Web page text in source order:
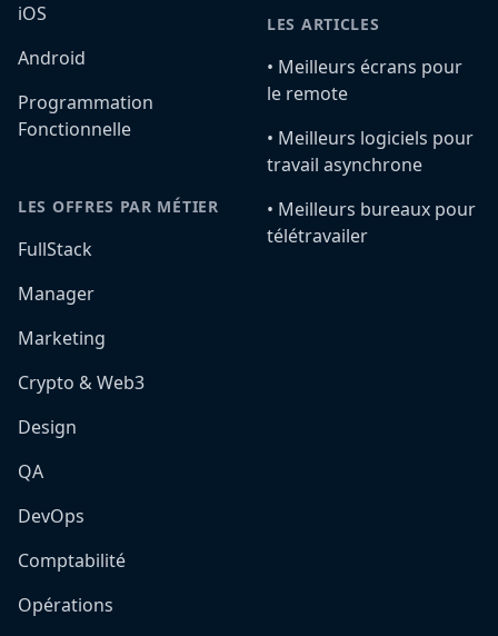
iOS
Android
Programmation
Fonctionnelle
LES OFFRES PAR MÉTIER
FullStack
Manager
Marketing
Crypto & Web3
Design
QA
DevOps
Comptabilité
Opérations
LES ARTICLES
•️ Meilleurs écrans pour
le remote
•️ Meilleurs logiciels pour
travail asynchrone
•️ Meilleurs bureaux pour
télétravailer